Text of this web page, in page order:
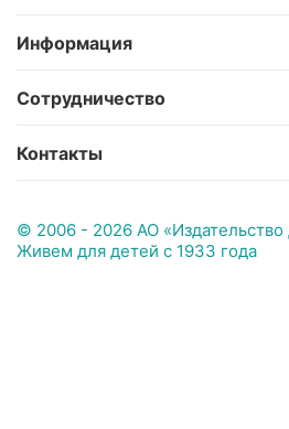
Информация
Сотрудничество
Контакты
© 2006 - 2026 АО «Издательство
Живем для детей с 1933 года